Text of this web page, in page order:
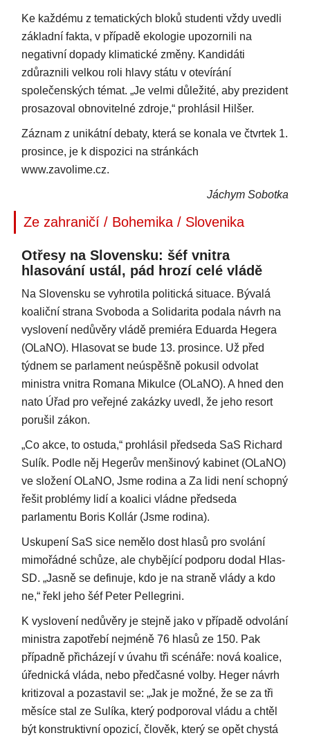
Ke každému z tematických bloků studenti vždy uvedli
základní fakta, v případě ekologie upozornili na
negativní dopady klimatické změny. Kandidáti
zdůraznili velkou roli hlavy státu v otevírání
společenských témat. „Je velmi důležité, aby prezident
prosazoval obnovitelné zdroje,“ prohlásil Hilšer.
Záznam z unikátní debaty, která se konala ve čtvrtek 1.
prosince, je k dispozici na stránkách
www.zavolime.cz.
Jáchym Sobotka
Ze zahraničí / Bohemika / Slovenika
Otřesy na Slovensku: šéf vnitra
hlasování ustál, pád hrozí celé vládě
Na Slovensku se vyhrotila politická situace. Bývalá
koaliční strana Svoboda a Solidarita podala návrh na
vyslovení nedůvěry vládě premiéra Eduarda Hegera
(OLaNO). Hlasovat se bude 13. prosince. Už před
týdnem se parlament neúspěšně pokusil odvolat
ministra vnitra Romana Mikulce (OLaNO). A hned den
nato Úřad pro veřejné zakázky uvedl, že jeho resort
porušil zákon.
„Co akce, to ostuda,“ prohlásil předseda SaS Richard
Sulík. Podle něj Hegerův menšinový kabinet (OLaNO)
ve složení OLaNO, Jsme rodina a Za lidi není schopný
řešit problémy lidí a koalici vládne předseda
parlamentu Boris Kollár (Jsme rodina).
Uskupení SaS sice nemělo dost hlasů pro svolání
mimořádné schůze, ale chybějící podporu dodal Hlas-
SD. „Jasně se definuje, kdo je na straně vlády a kdo
ne,“ řekl jeho šéf Peter Pellegrini.
K vyslovení nedůvěry je stejně jako v případě odvolání
ministra zapotřebí nejméně 76 hlasů ze 150. Pak
případně přicházejí v úvahu tři scénáře: nová koalice,
úřednická vláda, nebo předčasné volby. Heger návrh
kritizoval a pozastavil se: „Jak je možné, že se za tři
měsíce stal ze Sulíka, který podporoval vládu a chtěl
být konstruktivní opozicí, člověk, který se opět chystá